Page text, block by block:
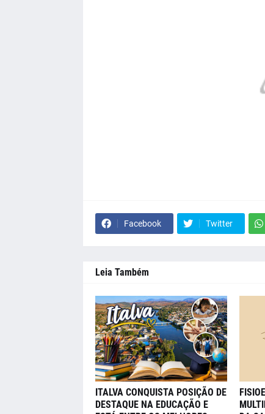
Facebook Twitter
Leia Também
ITALVA CONQUISTA POSIÇÃO DE
DESTAQUE NA EDUCAÇÃO E